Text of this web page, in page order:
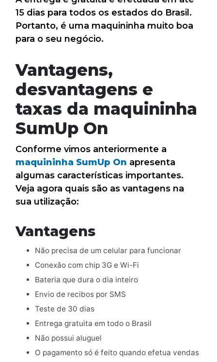
15 dias para todos os estados do Brasil.
Portanto, é uma maquininha muito boa
para o seu negócio.
Vantagens,
desvantagens e
taxas da maquininha
SumUp On
Conforme vimos anteriormente a
maquininha SumUp On apresenta
algumas características importantes.
Veja agora quais são as vantagens na
sua utilização:
Vantagens
Não precisa de um celular para funcionar
Conexão com chip 3G e Wi-Fi
Bateria que dura o dia inteiro
Envio de recibos por SMS
Teste de 30 dias
Entrega gratuita em todo o Brasil
Não possui aluguel
O pagamento só é feito quando efetua vendas